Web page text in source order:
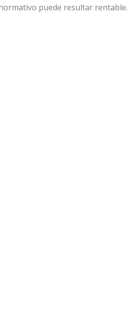
puede resultar rentable.